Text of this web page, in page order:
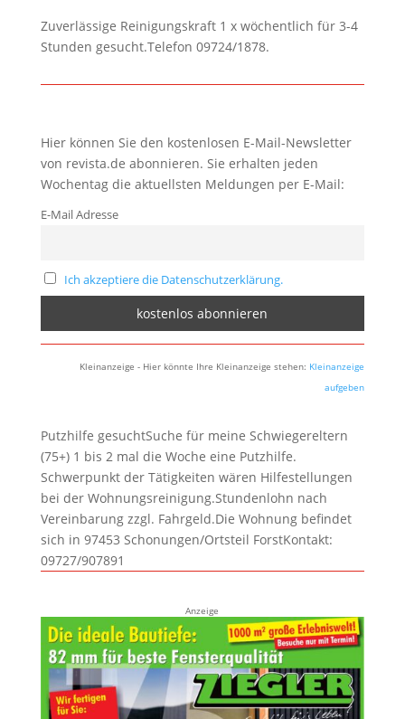
Zuverlässige Reinigungskraft 1 x wöchentlich für 3-4
Stunden gesucht.Telefon 09724/1878.
Hier können Sie den kostenlosen E-Mail-Newsletter
von revista.de abonnieren. Sie erhalten jeden
Wochentag die aktuellsten Meldungen per E-Mail:
E-Mail Adresse
Ich akzeptiere die Datenschutzerklärung.
Kleinanzeige - Hier könnte Ihre Kleinanzeige stehen: Kleinanzeige
aufgeben
Putzhilfe gesuchtSuche für meine Schwiegereltern
(75+) 1 bis 2 mal die Woche eine Putzhilfe.
Schwerpunkt der Tätigkeiten wären Hilfestellungen
bei der Wohnungsreinigung.Stundenlohn nach
Vereinbarung zzgl. Fahrgeld.Die Wohnung befindet
sich in 97453 Schonungen/Ortsteil ForstKontakt:
09727/907891
Anzeige